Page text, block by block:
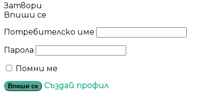
Затвори
Впиши се
Потребителско име
Парола
Помни ме
Впиши се
Създай профил